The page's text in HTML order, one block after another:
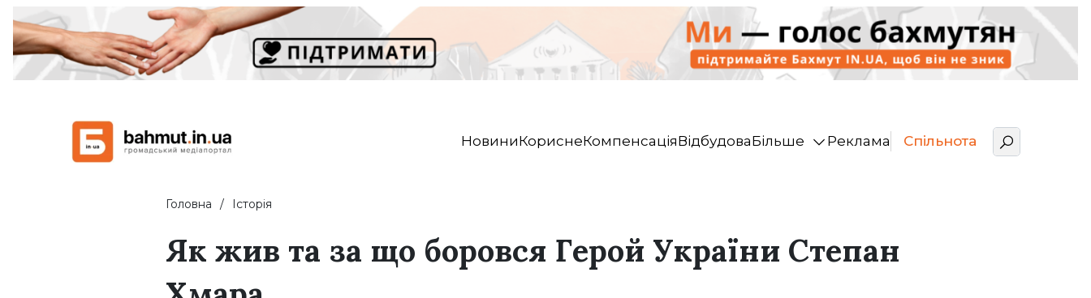
НовиниКориснеКомпенсаціяВідбудоваБільше Реклама Спільнота
Головна Історія
Як жив та за що боровся Герой України Степан